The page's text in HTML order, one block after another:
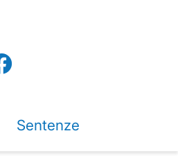
Sentenze